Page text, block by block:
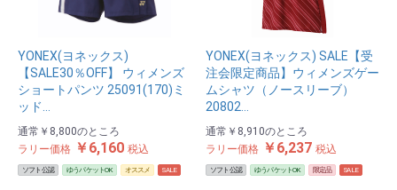
YONEX(ヨネックス)
【SALE30％OFF】 ウィメンズ
ショートパンツ 25091(170)ミ
ッド…
通常 ￥8,800のところ
ラリー価格 ￥6,160 税込
ソフト公認 ゆうパケットOK オススメ SALE
YONEX(ヨネックス) SALE【受
注会限定商品】ウィメンズゲー
ムシャツ（ノースリーブ）
20802…
通常 ￥8,910のところ
ラリー価格 ￥6,237 税込
ソフト公認 ゆうパケットOK 限定品 SALE